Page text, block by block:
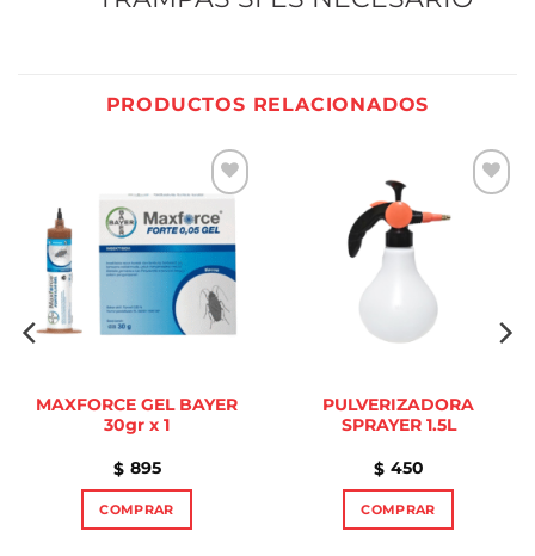
PRODUCTOS RELACIONADOS
Añadir
a la
lista de
deseos
MAXFORCE GEL BAYER
30gr x 1
$ 895
COMPRAR
PULVERIZADORA
SPRAYER 1.5L
$ 450
COMPRAR